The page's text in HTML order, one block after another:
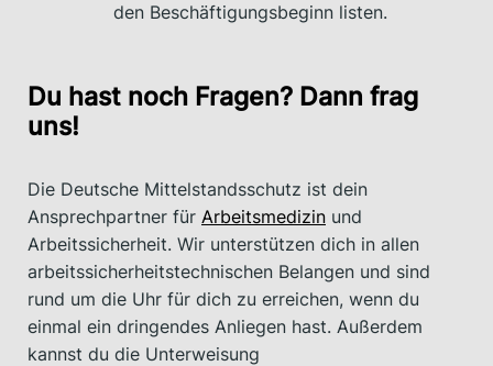
den Beschäftigungsbeginn listen.
Du hast noch Fragen? Dann frag
uns!
Die Deutsche Mittelstandsschutz ist dein
Ansprechpartner für Arbeitsmedizin und
Arbeitssicherheit. Wir unterstützen dich in allen
arbeitssicherheitstechnischen Belangen und sind
rund um die Uhr für dich zu erreichen, wenn du
einmal ein dringendes Anliegen hast. Außerdem
kannst du die Unterweisung